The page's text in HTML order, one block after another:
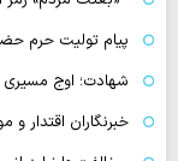
پیام تولیت حرم
شهادت؛ اوج
خبرنگاران اقتدار و